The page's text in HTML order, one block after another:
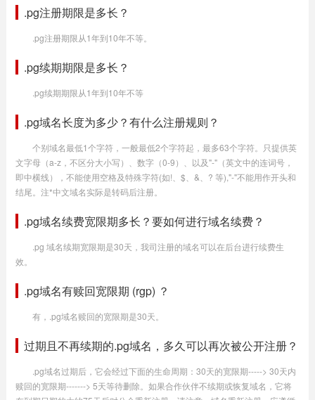
.pg注册期限是多长？
.pg注册期限从1年到10年不等。
.pg续期期限是多长？
.pg续期期限从1年到10年不等
.pg域名长度为多少？有什么注册规则？
个别域名最低1个字符，一般最低2个字符起，最多63个字符。只提供英
文字母（a-z，不区分大小写）、数字（0-9）、以及"-"（英文中的连词号，
即中横线），不能使用空格及特殊字符(如!、$、&、? 等),"-"不能用作开头和
结尾。注*中文域名实际是转码后注册。
.pg域名续费宽限期多长？要如何进行域名续费？
.pg 域名续期宽限期是30天，我司注册的域名可以在后台进行续费生
效。
.pg域名有赎回宽限期 (rgp) ？
有，.pg域名赎回的宽限期是30天。
过期且不再续期的.pg域名，多久可以再次被公开注册？
.pg域名过期后，它会经过下面的生命周期：30天的宽限期-----> 30天内
赎回的宽限期-------> 5天等待删除。如果合作伙伴不续期或恢复域名，它将